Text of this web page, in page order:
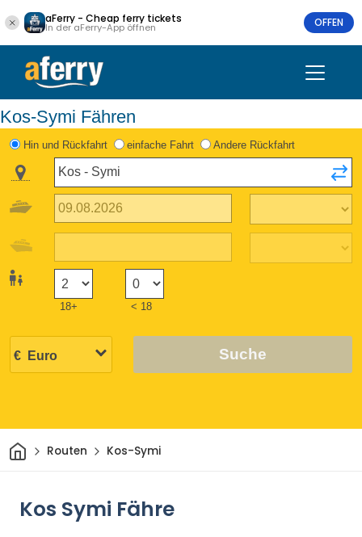
aFerry - Cheap ferry tickets
In der aFerry-App öffnen OFFEN
Kos-Symi Fähren
Hin und Rückfahrt einfache Fahrt Andere Rückfahrt
18+ < 18
Suche
HeimRouten Kos-Symi
Kos Symi Fähre